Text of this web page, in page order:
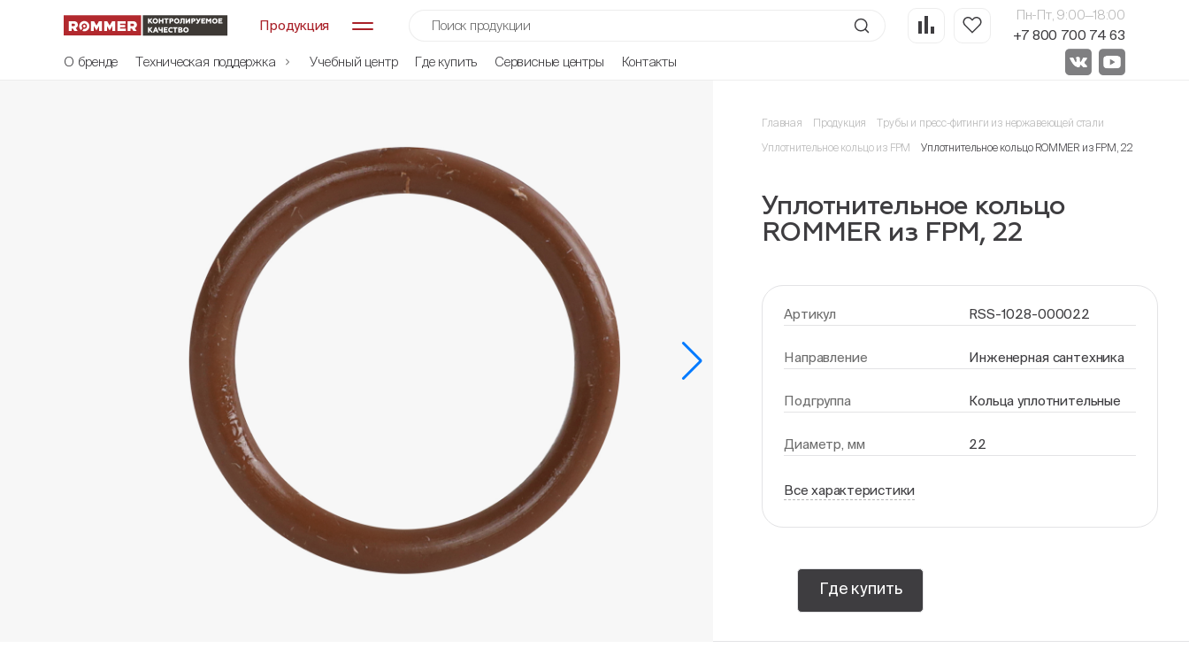
Продукция
Пн-Пт, 9:00—18:00
+7 800 700 74 63
О бренде
Техническая поддержка Учебный центр Где купить Сервисные центры Контакты
Главная Продукция Трубы и пресс-фитинги из нержавеющей стали
Уплотнительное кольцо из FPM Уплотнительное кольцо ROMMER из FPM, 22
Уплотнительное кольцо
ROMMER из FPM, 22
Артикул RSS-1028-000022
Направление Инженерная сантехника
Подгруппа Кольца уплотнительные
Диаметр, мм 22
Все характеристики
Где купить